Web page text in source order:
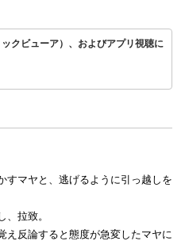
クビューア）、およびアプリ視聴に
すマヤと、逃げるように引っ越しを
、拉致。
え反論すると態度が急変したマヤに